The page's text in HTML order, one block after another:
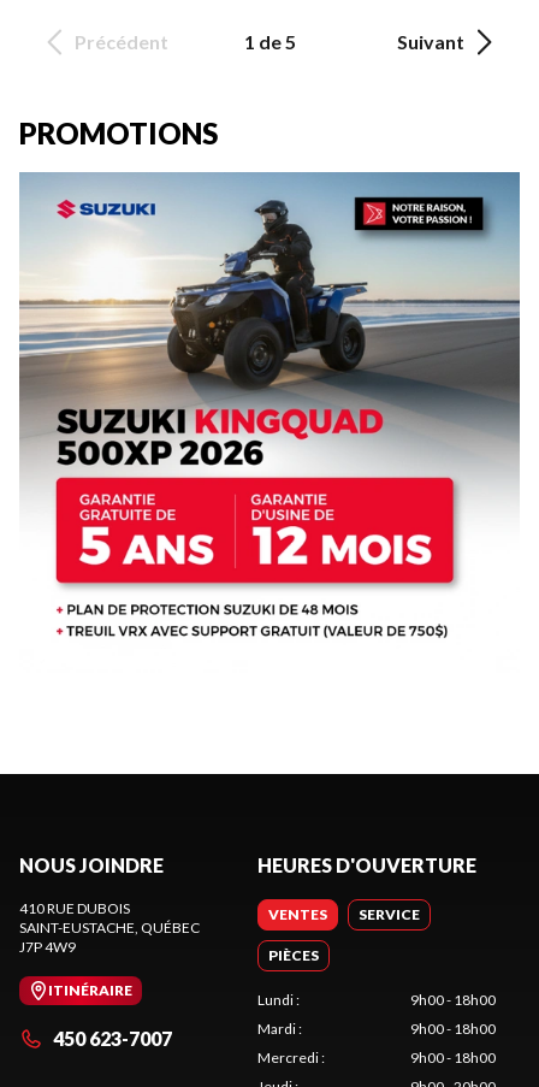
Précédent 1 de 5 Suivant
PROMOTIONS
NOUS JOINDRE
410 RUE DUBOIS
SAINT-EUSTACHE, QUÉBEC
J7P 4W9
ITINÉRAIRE
450 623-7007
HEURES D'OUVERTURE
VENTES SERVICE
PIÈCES
Lundi:
9h00 - 18h00
Mardi:
9h00 - 18h00
Mercredi:
9h00 - 18h00